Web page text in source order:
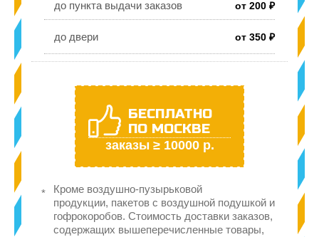
до пункта выдачи заказов от 200 ₽
до двери от 350 ₽
БЕСПЛАТНО
ПО МОСКВЕ
заказы ≥ 10000 р.
Кроме воздушно-пузырьковой
продукции, пакетов с воздушной подушкой и
гофрокоробов. Стоимость доставки заказов,
содержащих вышеперечисленные товары,